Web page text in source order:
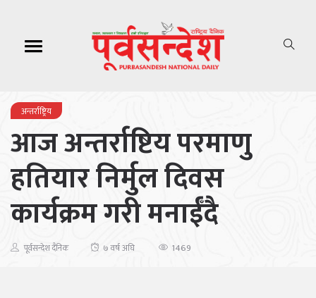
अन्तर्राष्ट्रिय
आज अन्तर्राष्टिय परमाणु
हतियार निर्मुल दिवस
कार्यक्रम गरी मनाईँदै
पूर्वसन्देश दैनिक ७ वर्ष अघि 1469